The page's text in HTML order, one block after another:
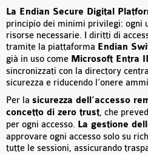
La Endian Secure Digital
principio dei minimi privilegi: ogni
risorse necessarie. I diritti di
tramite la piattaforma Endian
già in uso come Microsoft Entra
sincronizzati con la directory
sicurezza e riducendo l’onere
Per la sicurezza dell’accesso
concetto di zero trust, che
per ogni accesso. La gestione
approvare ogni accesso solo su
tutte le sessioni, assicurando